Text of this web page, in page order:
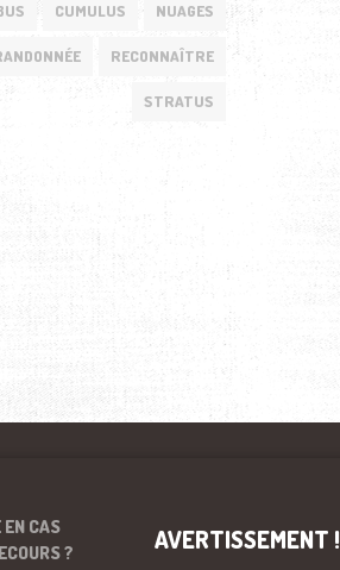
CUMULUS NUAGES
RECONNAÎTRE
STRATUS
EN CAS
?
AVERTISSEMENT !